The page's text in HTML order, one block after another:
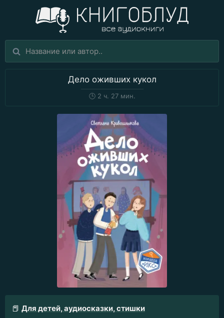
Дело оживших кукол
🕒2 ч. 27 мин.
📕 Для детей, аудиосказки, стишки